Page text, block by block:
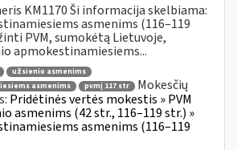
KM1170 Ši informacija skelbiama:
asmenims (116–119
PVM, sumokėtą Lietuvoje,
apmokestinamiesiems...
užsienio asmenims
asmenims
pvmį 117 str
Mokesčių
Pridėtinės vertės mokestis » PVM
asmenims (42 str., 116–119 str.) »
asmenims (116–119